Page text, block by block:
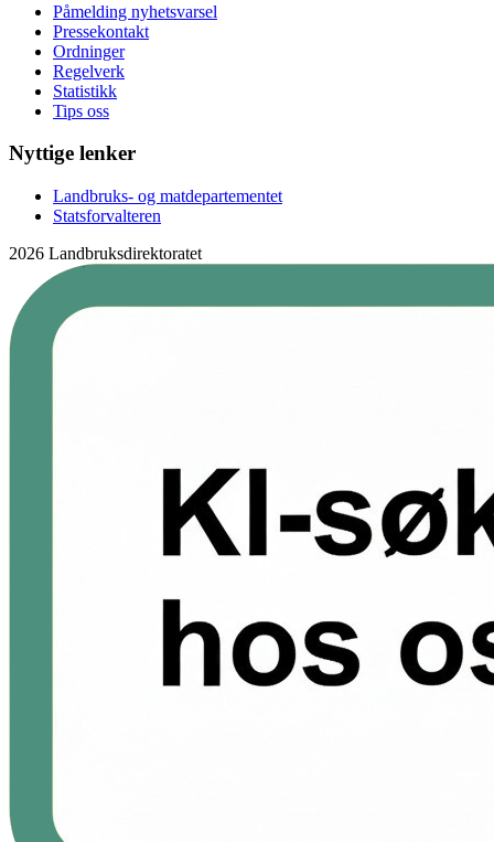
Påmelding nyhetsvarsel
Pressekontakt
Ordninger
Regelverk
Statistikk
Tips oss
Nyttige lenker
Landbruks- og matdepartementet
Statsforvalteren
2026 Landbruksdirektoratet